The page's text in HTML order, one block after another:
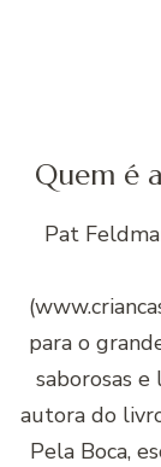
Quem é
Pat
para o
saborosas
autora do
Pela Boca,